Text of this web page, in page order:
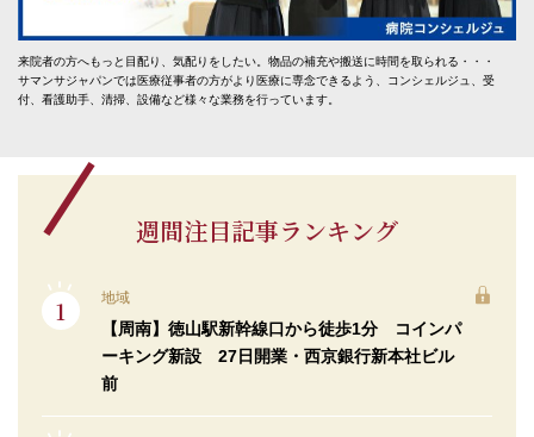
来院者の方へもっと目配り、気配りをしたい。物品の補充や搬送に時間を取られる・・・
サマンサジャパンでは医療従事者の方がより医療に専念できるよう、コンシェルジュ、受
付、看護助手、清掃、設備など様々な業務を行っています。
週間注目記事ランキング
地域
【周南】徳山駅新幹線口から徒歩1分 コインパ
ーキング新設 27日開業・西京銀行新本社ビル
前